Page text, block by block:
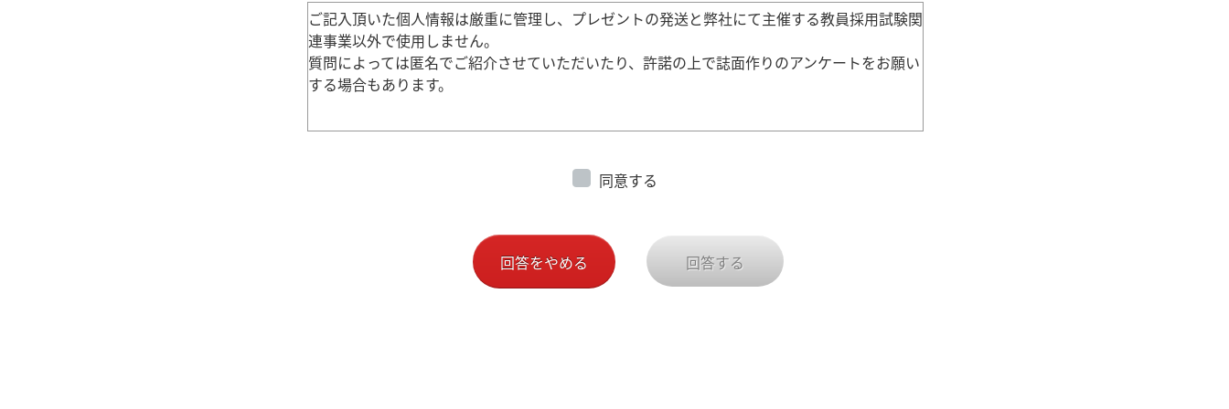
ご記入頂いた個人情報は厳重に管理し、プレゼントの発送と弊社にて主催する教員採用試験関
連事業以外で使用しません。
質問によっては匿名でご紹介させていただいたり、許諾の上で誌面作りのアンケートをお願い
する場合もあります。
同意する
回答をやめる 回答する